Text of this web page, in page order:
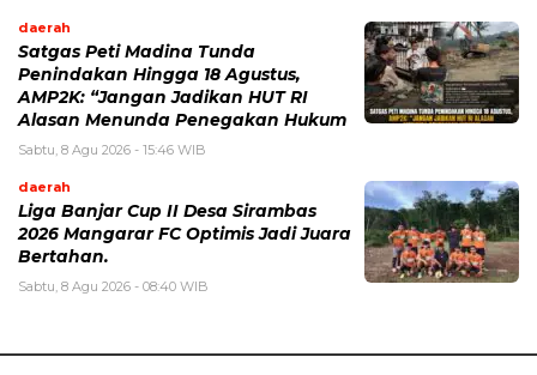
daerah
Satgas Peti Madina Tunda
Penindakan Hingga 18 Agustus,
AMP2K: “Jangan Jadikan HUT RI
Alasan Menunda Penegakan Hukum
Sabtu, 8 Agu 2026 - 15:46 WIB
daerah
Liga Banjar Cup II Desa Sirambas
2026 Mangarar FC Optimis Jadi Juara
Bertahan.
Sabtu, 8 Agu 2026 - 08:40 WIB